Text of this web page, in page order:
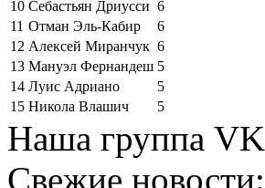
10 Себастьян Дриусси 6
11 Отман Эль-Кабир
6
12 Алексей Миранчук 6
13 Мануэл Фернандеш 5
14 Луис Адриано
5
15 Никола Влашич 5
Наша группа VK
Свежие новости: